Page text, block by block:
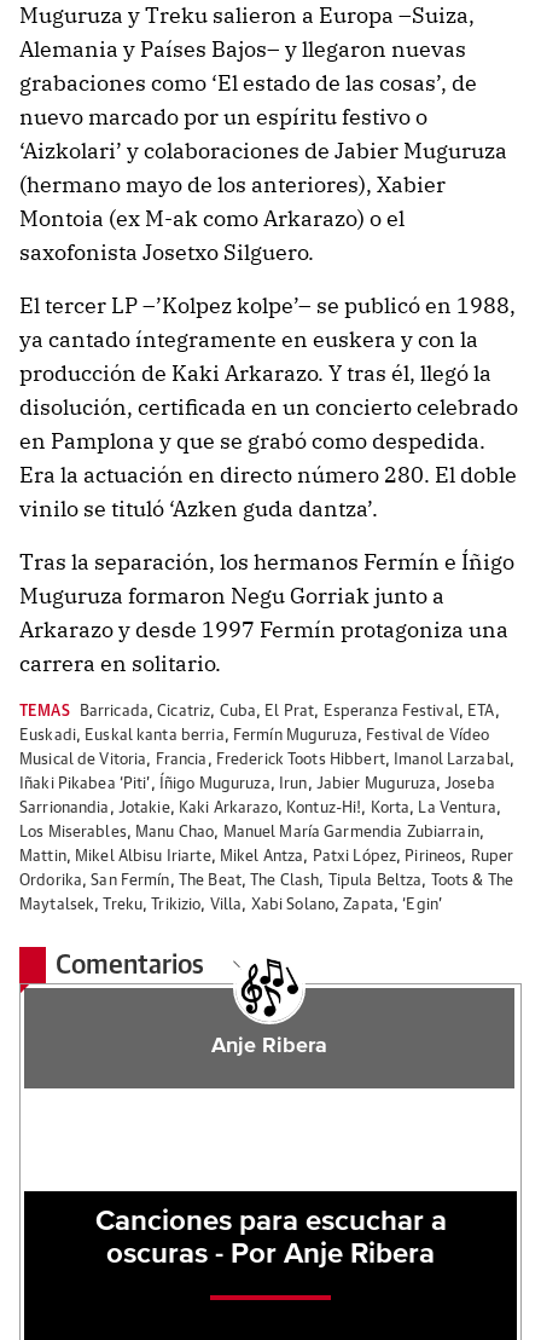
Muguruza y Treku salieron a Europa –Suiza,
Alemania y Países Bajos– y llegaron nuevas
grabaciones como ‘El estado de las cosas’, de
nuevo marcado por un espíritu festivo o
‘Aizkolari’ y colaboraciones de Jabier Muguruza
(hermano mayo de los anteriores), Xabier
Montoia (ex M-ak como Arkarazo) o el
saxofonista Josetxo Silguero.
El tercer LP –’Kolpez kolpe’– se publicó en 1988,
ya cantado íntegramente en euskera y con la
producción de Kaki Arkarazo. Y tras él, llegó la
disolución, certificada en un concierto celebrado
en Pamplona y que se grabó como despedida.
Era la actuación en directo número 280. El doble
vinilo se tituló ‘Azken guda dantza’.
Tras la separación, los hermanos Fermín e Íñigo
Muguruza formaron Negu Gorriak junto a
Arkarazo y desde 1997 Fermín protagoniza una
carrera en solitario.
TEMAS Barricada,Cicatriz, Cuba, El Prat, Esperanza Festival, ETA,
Euskadi, Euskal kanta berria, Fermín Muguruza, Festival de Vídeo
Musical de Vitoria, Francia , Frederick Toots Hibbert, Imanol Larzabal,
Iñaki Pikabea ‘Piti’, Íñigo Muguruza, Irun, Jabier Muguruza, Joseba
Sarrionandia , Jotakie, Kaki Arkarazo, Kontuz-Hi!, Korta, La Ventura,
Los Miserables, Manu Chao, Manuel María Garmendia Zubiarrain,
Mattin, Mikel Albisu Iriarte, Mikel Antza, Patxi López, Pirineos, Ruper
Ordorika,San Fermín, The Beat, The Clash, Tipula Beltza,
Toots & The
Maytalsek, Treku, Trikizio, Villa, Xabi Solano,Zapata,‘Egin’
Comentarios
Anje Ribera
Canciones para escuchar a
oscuras - Por Anje Ribera